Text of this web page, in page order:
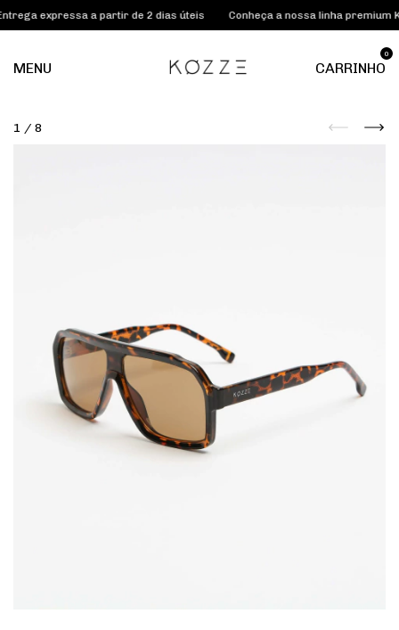
a partir de 2 dias úteis Conheça a nossa linha premium KOZZE
MENU CARRINHO
0
1 / 8